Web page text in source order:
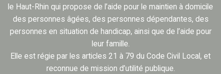
le Haut-Rhin qui propose de l’aide pour le maintien à domicile
des personnes âgées, des personnes dépendantes, des
personnes en situation de handicap, ainsi que de l’aide pour
leur famille.
Elle est régie par les articles 21 à 79 du Code Civil Local, et
reconnue de mission d’utilité publique.